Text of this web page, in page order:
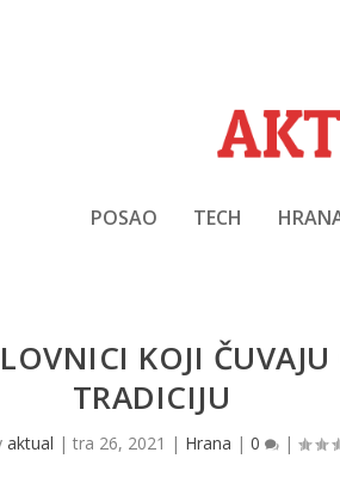
POSAO TECH
KOJI
TRADICIJU
aktual |tra 26, 2021 | Hrana |0 |